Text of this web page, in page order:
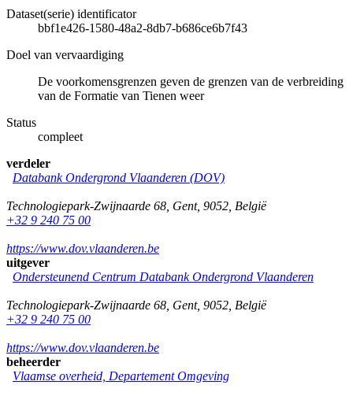
Dataset(serie) identificator
bbf1e426-1580-48a2-8db7-b686ce6b7f43
Doel van vervaardiging
De voorkomensgrenzen geven de grenzen van de verbreiding
van de Formatie van Tienen weer
Status
compleet
verdeler
Databank Ondergrond Vlaanderen (DOV)
Technologiepark-Zwijnaarde 68 Gent, 9052 België
+32 9 240 75 00
https://www.dov.vlaanderen.be
uitgever
Ondersteunend Centrum Databank Ondergrond Vlaanderen
Technologiepark-Zwijnaarde 68 Gent, 9052 België
+32 9 240 75 00
https://www.dov.vlaanderen.be
beheerder
Vlaamse overheid, Departement Omgeving